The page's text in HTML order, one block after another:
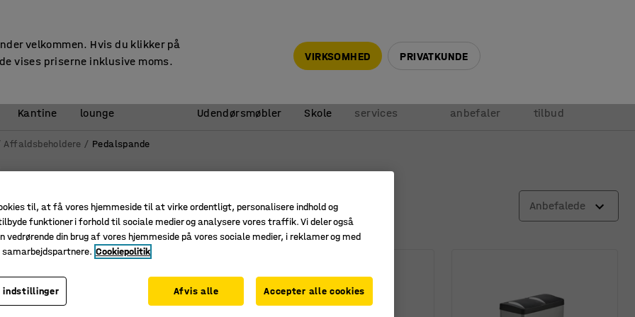
Kantine
lounge
Udendørsmøbler Skole
services
anbefaler
tilbud
Affaldsbeholdere Pedalspande
Bredde Dybde Diameter Vis flere filtre Anbefalede
velkommen. Hvis du klikker på
vises priserne inklusive moms.
VIRKSOMHED PRIVATKUNDE
til, at få vores hjemmeside til at virke ordentligt, personalisere indhold og
funktioner i forhold til sociale medier og analysere vores traffik. Vi deler også
vedrørende din brug af vores hjemmeside på vores sociale medier, i reklamer og med
Cookiepolitik
indstillinger Afvis alle Accepter alle cookies